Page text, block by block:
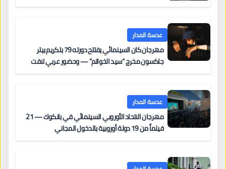
عدسة المدار
مهرجان كان السينمائي يفتتح دورته 79 بتكريم بيتر
جاكسون مخرج “سيد الخواتم” — وحضور عربي لافت
عدسة المدار
مهرجان الاتحاد الأوروبي السينمائي في بانكوك — 21
فيلماً من 19 دولة أوروبية بالدخول المجاني